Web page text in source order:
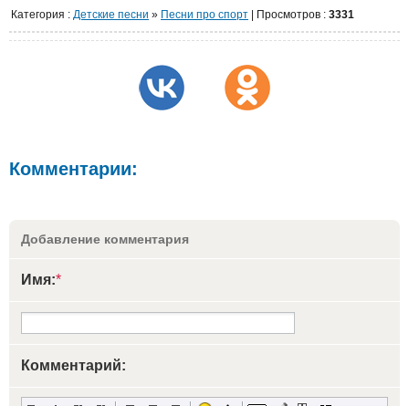
Категория : Детские песни » Песни про спорт Просмотров : 3331
Комментарии:
Добавление комментария
Имя:*
Комментарий: